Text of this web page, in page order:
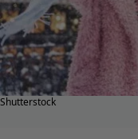
Shutterstock